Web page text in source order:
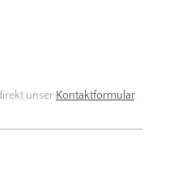
unser Kontaktformular.